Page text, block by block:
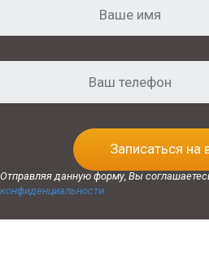
Записаться на
Отправляя данную форму, Вы
конфиденциальности